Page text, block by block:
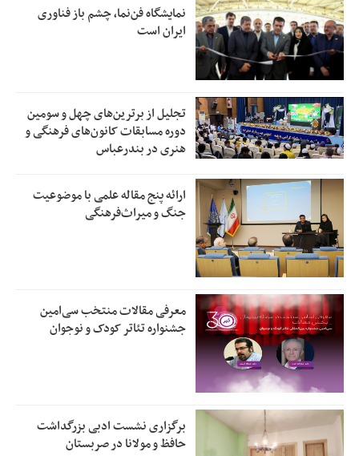
نمایشگاه فن‌نما، چشم باز فناوری
ایران است
تجلیل از بر‌ترین‌های چهل و سومین
دوره مسابقات کانون‌های فرهنگی و
هنری در بندرعباس
ارائه پنج مقاله علمی با موضوعیت
جنگ و میراث‌فرهنگی
معرفی مقالات منتخب سی‌امین
جشنواره تئاتر کودک و نوجوان
برگزاری نشست ادبی بزرگداشت
حافظ و مولانا در صربستان